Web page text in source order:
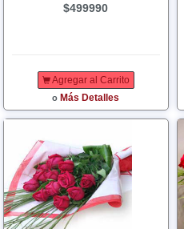
$499990
Agregar al Carrito
o Más Detalles